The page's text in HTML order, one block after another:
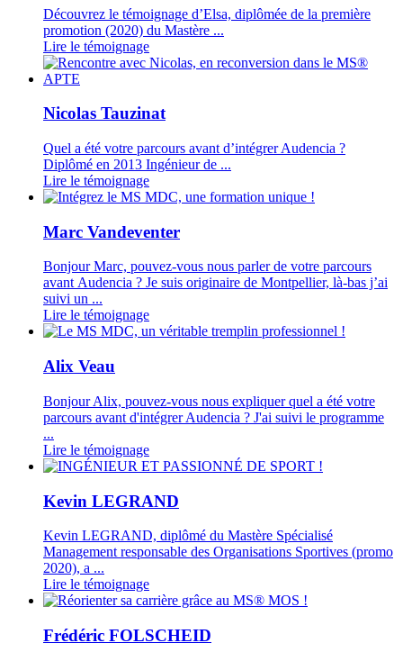
Découvrez le témoignage d’Elsa, diplômée de la première
promotion (2020) du Mastère ...
Lire le témoignage
Nicolas Tauzinat
Quel a été votre parcours avant d’intégrer Audencia ?
Diplômé en 2013 Ingénieur de ...
Lire le témoignage
Marc Vandeventer
Bonjour Marc, pouvez-vous nous parler de votre parcours
avant Audencia ? Je suis originaire de Montpellier, là-bas j’ai
suivi un ...
Lire le témoignage
Alix Veau
Bonjour Alix, pouvez-vous nous expliquer quel a été votre
parcours avant d'intégrer Audencia ? J'ai suivi le programme
...
Lire le témoignage
Kevin LEGRAND
Kevin LEGRAND, diplômé du Mastère Spécialisé
Management responsable des Organisations Sportives (promo
2020), a ...
Lire le témoignage
Frédéric FOLSCHEID